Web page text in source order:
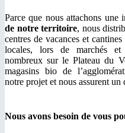
Parce que nous attachons une
de notre territoire, nous
centres de vacances et
locales, lors de marchés et
nombreux sur le Plateau du
magasins bio de
notre projet et nous assurent un
Nous avons besoin de vous